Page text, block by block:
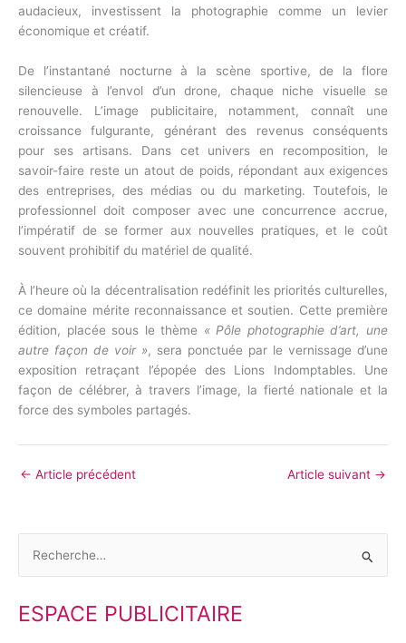
audacieux, investissent la photographie comme un levier
économique et créatif.
De l’instantané nocturne à la scène sportive, de la flore
silencieuse à l’envol d’un drone, chaque niche visuelle se
renouvelle. L’image publicitaire, notamment, connaît une
croissance fulgurante, générant des revenus conséquents
pour ses artisans. Dans cet univers en recomposition, le
savoir-faire reste un atout de poids, répondant aux exigences
des entreprises, des médias ou du marketing. Toutefois, le
professionnel doit composer avec une concurrence accrue,
l’impératif de se former aux nouvelles pratiques, et le coût
souvent prohibitif du matériel de qualité.
À l’heure où la décentralisation redéfinit les priorités culturelles,
ce domaine mérite reconnaissance et soutien. Cette première
édition, placée sous le thème « Pôle photographie d’art, une
autre façon de voir », sera ponctuée par le vernissage d’une
exposition retraçant l’épopée des Lions Indomptables. Une
façon de célébrer, à travers l’image, la fierté nationale et la
force des symboles partagés.
← Article précédent Article suivant →
c
ESPACE PUBLICITAIRE